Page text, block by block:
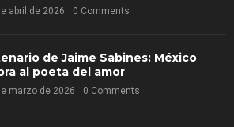
abril de 2026 0 Comments
de Jaime Sabines: México
al poeta del amor
marzo de 2026 0 Comments